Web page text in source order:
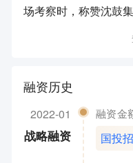
场考察时，称赞沈鼓
融资历史
2022-01
战略融资
融资金
国投